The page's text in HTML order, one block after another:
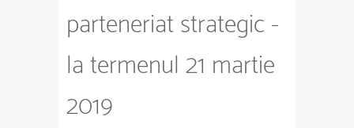
parteneriat strategic -
la termenul 21 martie
2019